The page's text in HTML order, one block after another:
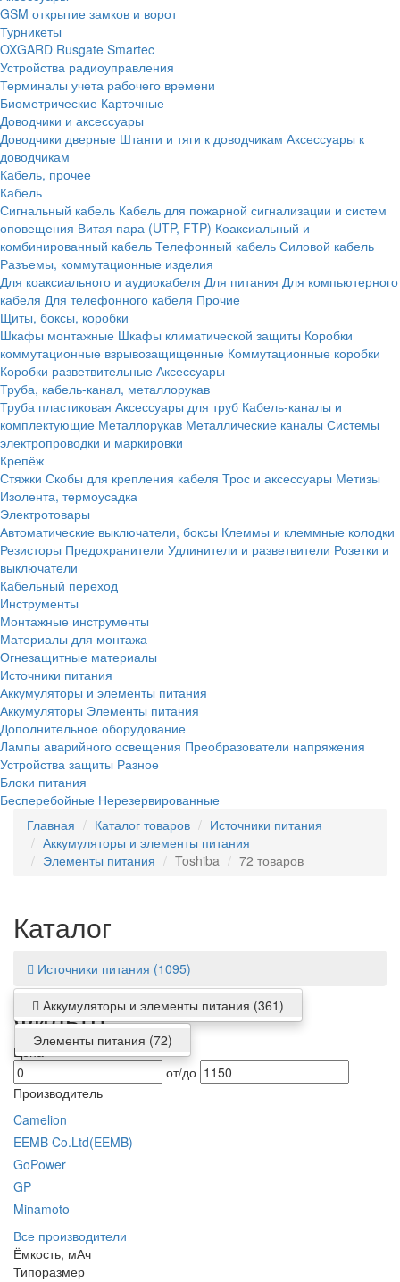
GSM открытие замков и ворот
Турникеты
OXGARD Rusgate Smartec
Устройства радиоуправления
Терминалы учета рабочего времени
Биометрические Карточные
Доводчики и аксессуары
Доводчики дверные Штанги и тяги к доводчикам Аксессуары к
доводчикам
Кабель, прочее
Кабель
Сигнальный кабель Кабель для пожарной сигнализации и систем
оповещения Витая пара (UTP, FTP) Коаксиальный и
комбинированный кабель Телефонный кабель Силовой кабель
Разъемы, коммутационные изделия
Для коаксиального и аудиокабеля Для питания Для компьютерного
кабеля Для телефонного кабеля Прочие
Щиты, боксы, коробки
Шкафы монтажные Шкафы климатической защиты Коробки
коммутационные взрывозащищенные Коммутационные коробки
Коробки разветвительные Аксессуары
Труба, кабель-канал, металлорукав
Труба пластиковая Аксессуары для труб Кабель-каналы и
комплектующие Металлорукав Металлические каналы Системы
электропроводки и маркировки
Крепёж
Стяжки Скобы для крепления кабеля Трос и аксессуары Метизы
Изолента, термоусадка
Электротовары
Автоматические выключатели, боксы Клеммы и клеммные колодки
Резисторы Предохранители Удлинители и разветвители Розетки и
выключатели
Кабельный переход
Инструменты
Монтажные инструменты
Материалы для монтажа
Огнезащитные материалы
Источники питания
Аккумуляторы и элементы питания
Аккумуляторы Элементы питания
Дополнительное оборудование
Лампы аварийного освещения Преобразователи напряжения
Устройства защиты Разное
Блоки питания
Бесперебойные Нерезервированные
Главная
Каталог товаров
Источники питания
Аккумуляторы и элементы питания
Элементы питания
Toshiba 72 товаров
Каталог
Источники питания (1095)
Аккумуляторы и элементы питания (361)
Элементы питания (72)
Фильтр
Цена
от/до
Производитель
Camelion
EEMB Co.Ltd(EEMB)
GoPower
GP
Minamoto
Все производители
Ёмкость, мАч
Типоразмер